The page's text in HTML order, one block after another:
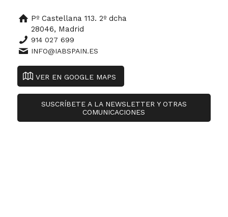
Pº Castellana 113. 2º dcha
28046, Madrid
914 027 699
INFO@IABSPAIN.ES
VER EN GOOGLE MAPS
SUSCRÍBETE A LA NEWSLETTER Y OTRAS
COMUNICACIONES